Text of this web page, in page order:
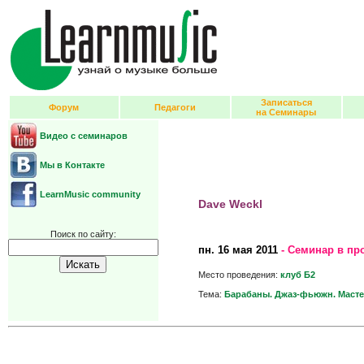
Форум Педагоги
Записаться
на Семинары
Видео с семинаров
Мы в Контакте
LearnMusic community
Поиск по сайту:
Dave Weckl
пн. 16 мая 2011 - Семинар в
Место проведения:клуб Б2
Тема:Барабаны. Джаз-фьюжн.